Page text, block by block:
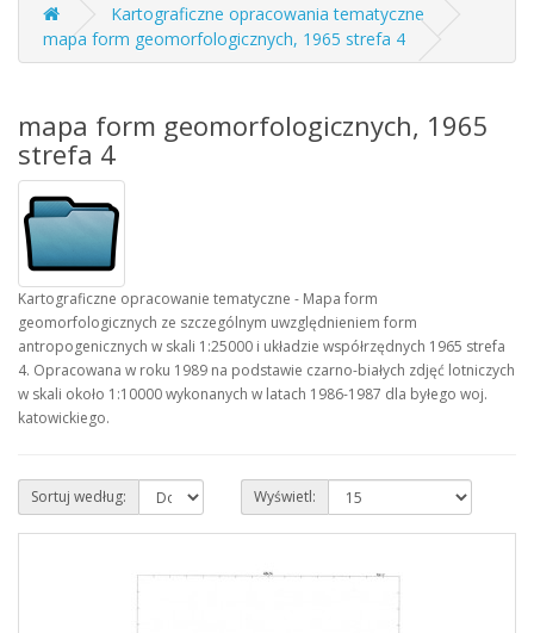
Kartograficzne opracowania tematyczne
mapa form geomorfologicznych, 1965 strefa 4
mapa form geomorfologicznych, 1965
strefa 4
Kartograficzne opracowanie tematyczne - Mapa form
geomorfologicznych ze szczególnym uwzględnieniem form
antropogenicznych w skali 1:25000 i układzie współrzędnych 1965 strefa
4. Opracowana w roku 1989 na podstawie czarno-białych zdjęć lotniczych
w skali około 1:10000 wykonanych w latach 1986-1987 dla byłego woj.
katowickiego.
Sortuj według: Wyświetl: